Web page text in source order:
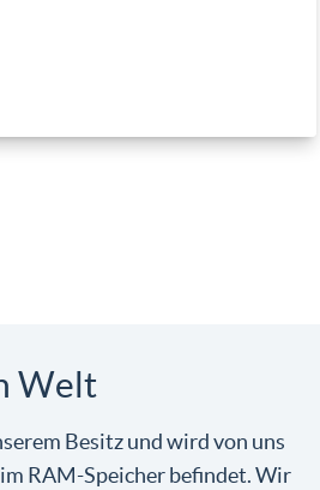
Welt
Besitz und wird von uns
RAM-Speicher befindet. Wir